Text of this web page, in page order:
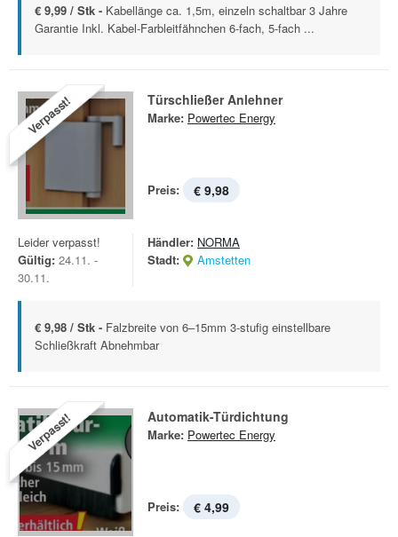
€ 9,99 / Stk - Kabellänge ca. 1,5m, einzeln schaltbar 3 Jahre
Garantie Inkl. Kabel-Farbleitfähnchen 6-fach, 5-fach ...
Verpasst! Türschließer Anlehner
Marke: Powertec Energy
Preis: € 9,98
Leider verpasst!
Gültig: 24.11. -
30.11.
Händler: NORMA
Stadt:
Amstetten
€ 9,98 / Stk - Falzbreite von 6–15mm 3-stufig einstellbare
Schließkraft Abnehmbar
Verpasst! Automatik-Türdichtung
Marke: Powertec Energy
Preis: € 4,99